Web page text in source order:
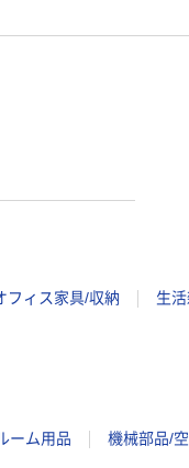
フィス家具/収納 生
ーム用品 機械部品/